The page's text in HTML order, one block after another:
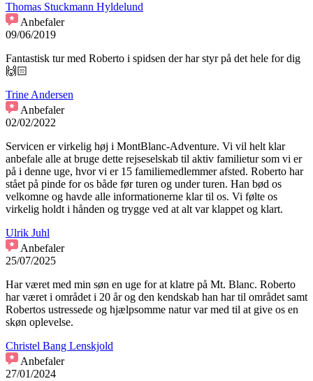
Thomas Stuckmann Hyldelund
Anbefaler
09/06/2019
Fantastisk tur med Roberto i spidsen der har styr på det hele for dig
🙌🏻
Trine Andersen
Anbefaler
02/02/2022
Servicen er virkelig høj i MontBlanc-Adventure. Vi vil helt klar
anbefale alle at bruge dette rejseselskab til aktiv familietur som vi er
på i denne uge, hvor vi er 15 familiemedlemmer afsted. Roberto har
stået på pinde for os både før turen og under turen. Han bød os
velkomne og havde alle informationerne klar til os. Vi følte os
virkelig holdt i hånden og trygge ved at alt var klappet og klart.
Ulrik Juhl
Anbefaler
25/07/2025
Har været med min søn en uge for at klatre på Mt. Blanc. Roberto
har været i området i 20 år og den kendskab han har til området samt
Robertos ustressede og hjælpsomme natur var med til at give os en
skøn oplevelse.
Christel Bang Lenskjold
Anbefaler
27/01/2024